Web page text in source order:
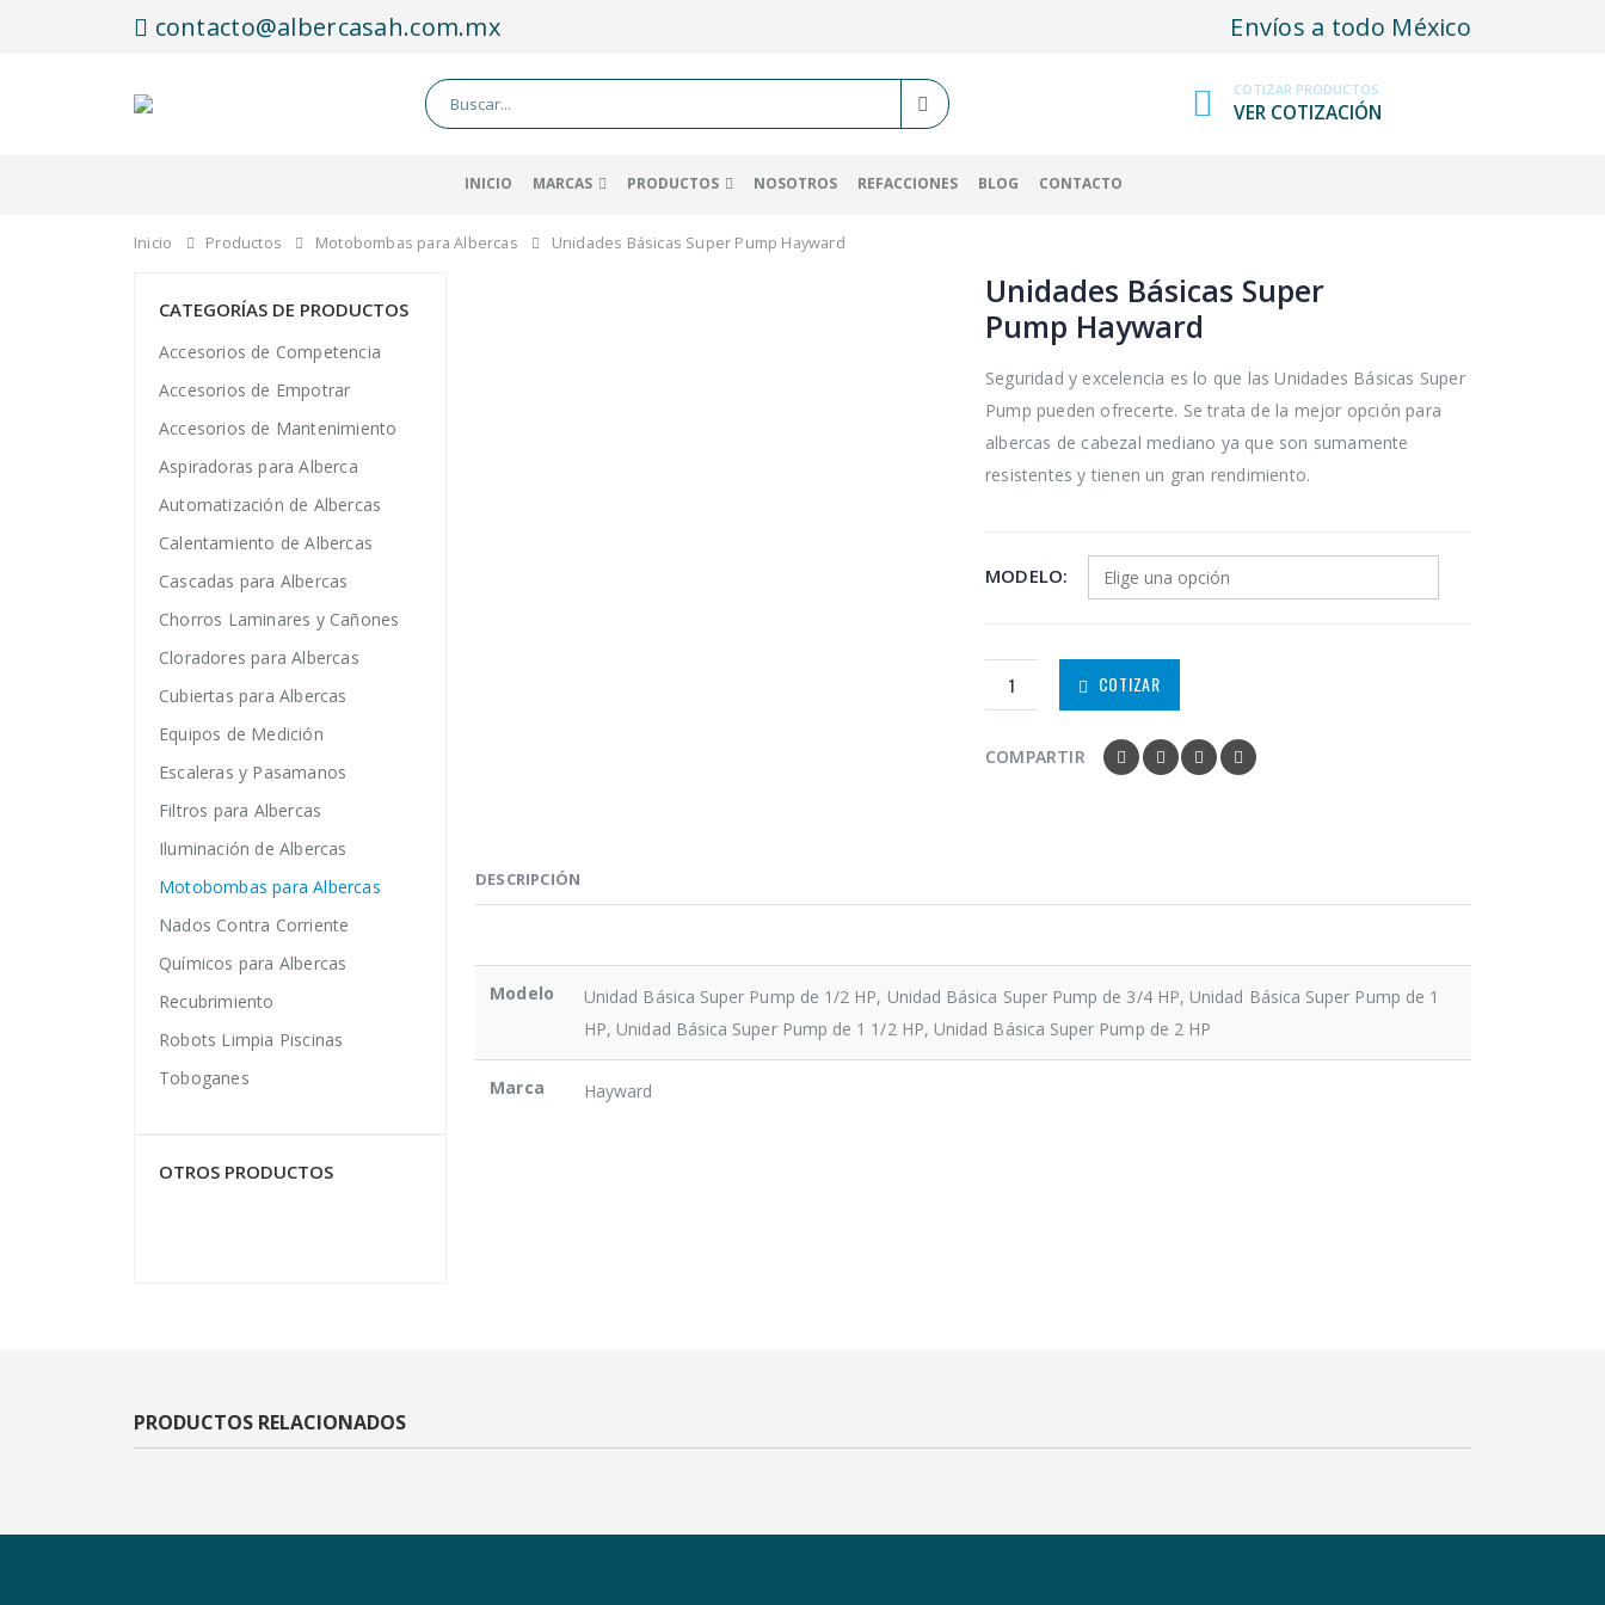
contacto@albercasah.com.mx Envíos a todo México
COTIZAR PRODUCTOS
VER COTIZACIÓN
INICIO MARCAS PRODUCTOS NOSOTROS REFACCIONES BLOG CONTACTO
Inicio Productos Motobombas para Albercas Unidades Básicas Super Pump Hayward
Unidades Básicas Super
Pump Hayward
Seguridad y excelencia es lo que las Unidades Básicas Super
Pump pueden ofrecerte. Se trata de la mejor opción para
albercas de cabezal mediano ya que son sumamente
resistentes y tienen un gran rendimiento.
MODELO
COTIZAR
COMPARTIR
DESCRIPCIÓN
Modelo
Unidad Básica Super Pump de 1/2 HP, Unidad Básica Super Pump de 3/4 HP, Unidad Básica Super Pump de 1
HP, Unidad Básica Super Pump de 1 1/2 HP, Unidad Básica Super Pump de 2 HP
Marca Hayward
CATEGORÍAS DE PRODUCTOS
Accesorios de Competencia
Accesorios de Empotrar
Accesorios de Mantenimiento
Aspiradoras para Alberca
Automatización de Albercas
Calentamiento de Albercas
Cascadas para Albercas
Chorros Laminares y Cañones
Cloradores para Albercas
Cubiertas para Albercas
Equipos de Medición
Escaleras y Pasamanos
Filtros para Albercas
Iluminación de Albercas
Motobombas para Albercas
Nados Contra Corriente
Químicos para Albercas
Recubrimiento
Robots Limpia Piscinas
Toboganes
OTROS PRODUCTOS
PRODUCTOS RELACIONADOS